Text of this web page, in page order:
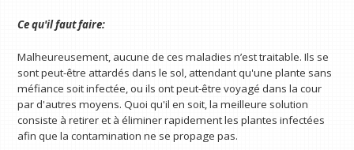
Ce qu'il faut faire:
Malheureusement, aucune de ces maladies n’est traitable. Ils se
sont peut-être attardés dans le sol, attendant qu'une plante sans
méfiance soit infectée, ou ils ont peut-être voyagé dans la cour
par d'autres moyens. Quoi qu'il en soit, la meilleure solution
consiste à retirer et à éliminer rapidement les plantes infectées
afin que la contamination ne se propage pas.